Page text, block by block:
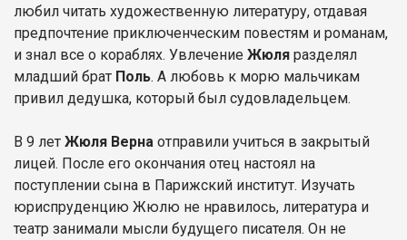
любил читать художественную литературу, отдавая
предпочтение приключенческим повестям и романам,
и знал все о кораблях. Увлечение Жюля разделял
младший брат Поль. А любовь к морю мальчикам
привил дедушка, который был судовладельцем.
В 9 лет Жюля Верна отправили учиться в закрытый
лицей. После его окончания отец настоял на
поступлении сына в Парижский институт. Изучать
юриспруденцию Жюлю не нравилось, литература и
театр занимали мысли будущего писателя. Он не